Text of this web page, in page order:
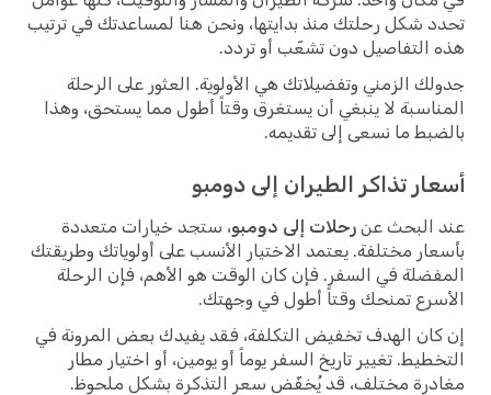
تحدد شكل رحلتك منذ بدايتها، ونحن هنا لمساعدتك في ترتيب
هذه التفاصيل دون تشعّب أو تردد.
جدولك الزمني وتفضيلاتك هي الأولوية. العثور على الرحلة
المناسبة لا ينبغي أن يستغرق وقتاً أطول مما يستحق، وهذا
بالضبط ما نسعى إلى تقديمه.
أسعار تذاكر الطيران إلى دومبو
عند البحث عن رحلات إلى دومبو، ستجد خيارات متعددة
بأسعار مختلفة. يعتمد الاختيار الأنسب على أولوياتك وطريقتك
المفضلة في السفر. فإن كان الوقت هو الأهم، فإن الرحلة
الأسرع تمنحك وقتاً أطول في وجهتك.
إن كان الهدف تخفيض التكلفة، فقد يفيدك بعض المرونة في
التخطيط. تغيير تاريخ السفر يوماً أو يومين، أو اختيار مطار
مغادرة مختلف، قد يُخفّض سعر التذكرة بشكل ملحوظ.